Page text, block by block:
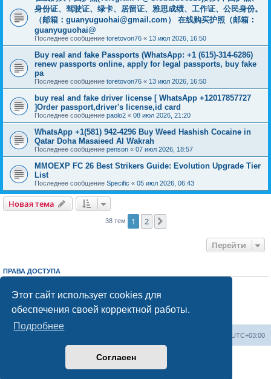
Этот сайт использует cookies для
обеспечения своей корректной работы.
Подробнее
Согласен
身份证、驾驶证、绿卡、居留证、雅思成绩、工作证、公民身份。
（邮箱： guanyuguohai@gmail.com ） 在线购买护照（邮箱：
guanyuguohai@
Последнее сообщение toretovon76 « 13 июл 2026, 16:50
Buy real and fake Passports (WhatsApp: +1 (615)-314-6286)
renew passports online, apply for legal passports, buy fake
pa
Последнее сообщение toretovon76 « 13 июл 2026, 16:50
buy real and fake driver license [ WhatsApp +12017857727
]Order passport,driver's license,id card
Последнее сообщение paolo2 « 08 июл 2026, 21:20
WhatsApp +1(581) 942-4296 Buy Weed Hashish Cocaine in
Qatar Doha Masaieed Al Wakrah
Последнее сообщение penson « 07 июл 2026, 18:57
MMOEXP FC 26 Best Strikers Guide: Evolution Upgrade Tier
List
Последнее сообщение Specific « 05 июл 2026, 06:43
Новая тема
38 тем 1 2
Перейти
ПРАВА ДОСТУПА
Выне можетеотвечать на сообщения
Выне можетередактировать свои сообщения
Выне можетеудалять свои сообщения
добавлять вложения
UTC+03:00
Создано на основеphpBB® Forum Software © phpBB Limited
Русская поддержка phpBB